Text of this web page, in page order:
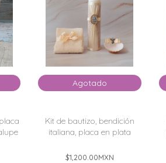
Agotado
Kit de bautizo, bendición
italiana, placa en plata
$1,200.00MXN